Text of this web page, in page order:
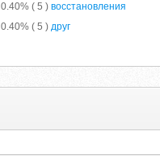
0.40% ( 5 ) восстановления
0.40% ( 5 ) друг